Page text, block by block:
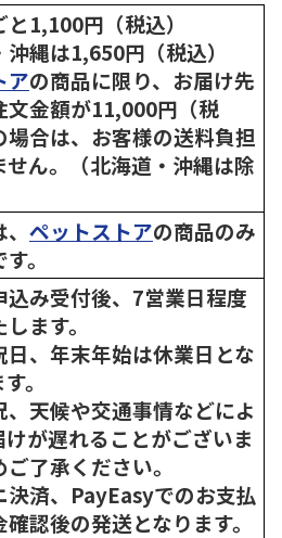
1,100円（税込）
縄は1,650円（税込）
アの商品に限り、お届け先
文金額が11,000円（税
場合は、お客様の送料負担
せん。（北海道・沖縄は除
ペットストアの商品のみ
。
込み受付後、7営業日程度
ます。
、年末年始は休業日とな
。
天候や交通事情などによ
けが遅れることがございま
了承ください。
済、PayEasyでのお支払
認後の発送となります。